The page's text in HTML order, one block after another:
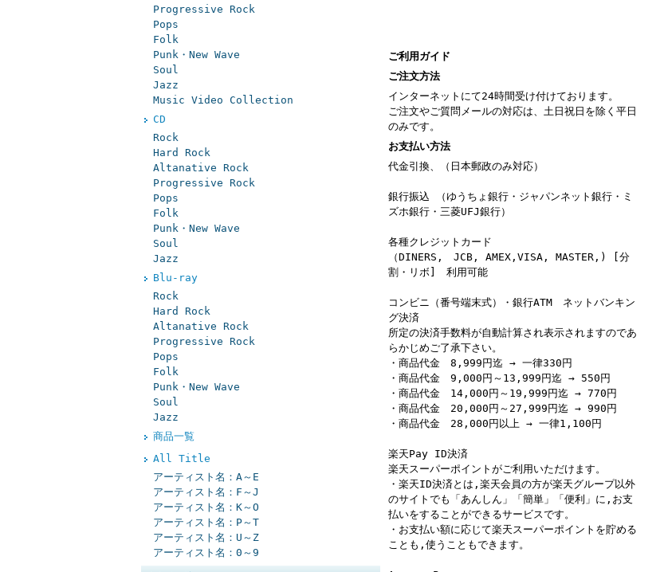
Progressive Rock
Pops
Folk
Punk・New Wave
Soul
Jazz
Music Video Collection
CD
Rock
Hard Rock
Altanative Rock
Progressive Rock
Pops
Folk
Punk・New Wave
Soul
Jazz
Blu-ray
Rock
Hard Rock
Altanative Rock
Progressive Rock
Pops
Folk
Punk・New Wave
Soul
Jazz
商品一覧
All Title
アーティスト名：A～E
アーティスト名：F～J
アーティスト名：K～O
アーティスト名：P～T
アーティスト名：U～Z
アーティスト名：0～9
ご利用ガイド
ご注文方法
インターネットにて24時間受け付けております。
ご注文やご質問メールの対応は、土日祝日を除く平日
のみです。
お支払い方法
代金引換、（日本郵政のみ対応）
銀行振込 （ゆうちょ銀行・ジャパンネット銀行・ミ
ズホ銀行・三菱UFJ銀行）
各種クレジットカード
（DINERS, JCB, AMEX,VISA, MASTER,) [分
割・リボ] 利用可能
コンビニ（番号端末式）・銀行ATM ネットバンキン
グ決済
所定の決済手数料が自動計算され表示されますのであ
らかじめご了承下さい。
・商品代金 8,999円迄 → 一律330円
・商品代金 9,000円～13,999円迄 → 550円
・商品代金 14,000円～19,999円迄 → 770円
・商品代金 20,000円～27,999円迄 → 990円
・商品代金 28,000円以上 → 一律1,100円
楽天Pay ID決済
楽天スーパーポイントがご利用いただけます。
・楽天ID決済とは,楽天会員の方が楽天グループ以外
のサイトでも「あんしん」「簡単」「便利」に,お支
払いをすることができるサービスです。
・お支払い額に応じて楽天スーパーポイントを貯める
ことも,使うこともできます。